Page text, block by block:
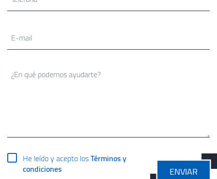
He leído y acepto losTérminos y
condiciones ENVIAR